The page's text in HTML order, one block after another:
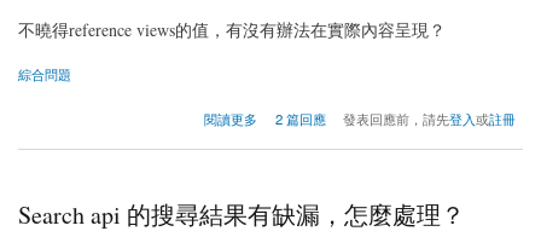
不曉得reference views的值，有沒有辦法在實際內容呈現？
綜合問題
閱讀更多
關於建立內容時，同時通知特定使用者有文章的功能設定詢問
2 篇回應 發表回應前，請先登入或註冊
Search api 的搜尋結果有缺漏，怎麼處理？